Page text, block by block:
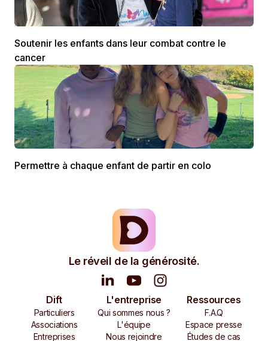
Soutenir les enfants dans leur combat contre le
cancer
Permettre à chaque enfant de partir en colo
Le réveil de la générosité.
Dift
Particuliers
Associations
Entreprises
L'entreprise
Qui sommes nous ?
L'équipe
Nous rejoindre
Ressources
F.A.Q
Espace presse
Études de cas